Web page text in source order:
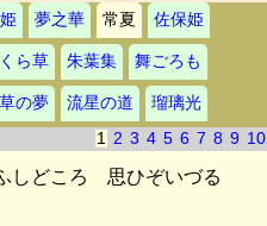
夢之華 常夏 佐保姫
ら草 朱葉集 舞ごろも
草の夢 流星の道
瑠璃光
1 2 3 4 5 6 7 8 9 10
しどころ 思ひぞいづる